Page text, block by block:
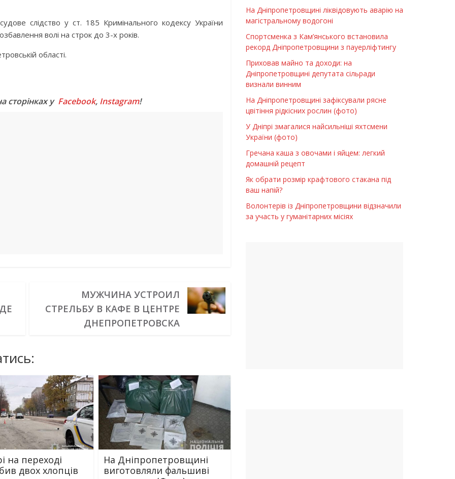
слідство у ст. 185 Кримінального кодексу України
волі на строк до 3-х років.
області.
сторінках у Facebook, Instagram!
МУЖЧИНА УСТРОИЛ
СТРЕЛЬБУ В КАФЕ В ЦЕНТРЕ
ДНЕПРОПЕТРОВСКА
на переході
двох хлопців
На Дніпропетровщині
виготовляли фальшиві
На Дніпропетровщині ліквідовують аварію на
магістральному водогоні
Спортсменка з Кам’янського встановила
рекорд Дніпропетровщини з пауерліфтингу
Приховав майно та доходи: на
Дніпропетровщині депутата сільради
визнали винним
На Дніпропетровщині зафіксували рясне
цвітіння рідкісних рослин (фото)
У Дніпрі змагалися найсильніші яхтсмени
України (фото)
Гречана каша з овочами і яйцем: легкий
домашній рецепт
Як обрати розмір крафтового стакана під
ваш напій?
Волонтерів із Дніпропетровщини відзначили
за участь у гуманітарних місіях